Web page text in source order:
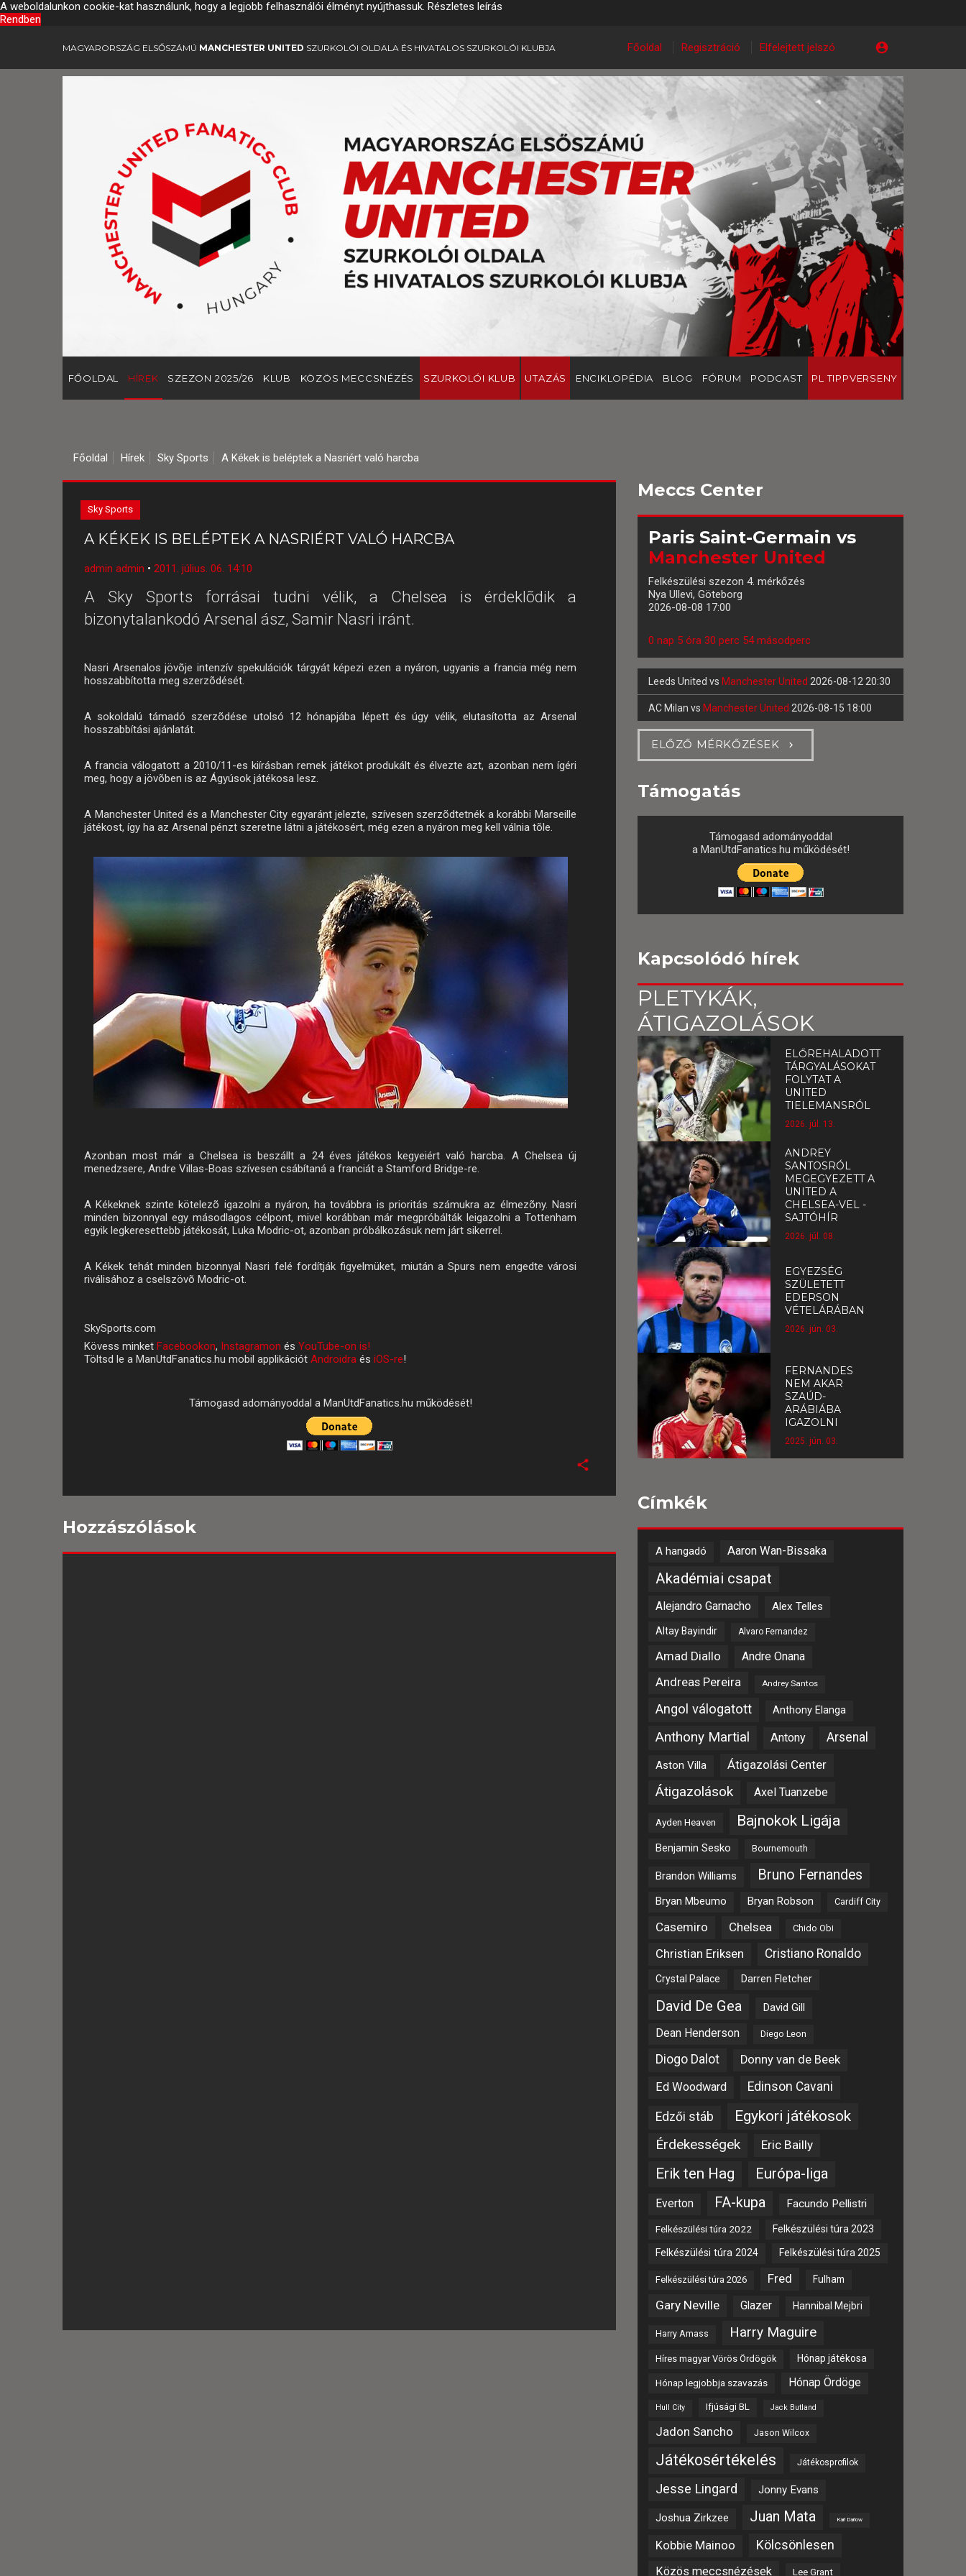
A weboldalunkon cookie-kat használunk, hogy a legjobb felhasználói élményt nyújthassuk. Részletes leírás
Rendben
MAGYARORSZÁG ELSŐSZÁMÚ MANCHESTER UNITED SZURKOLÓI OLDALA ÉS HIVATALOS SZURKOLÓI KLUBJA Főoldal Regisztráció Elfelejtett jelszó
FŐOLDAL HÍREK SZEZON 2025/26 KLUB KÖZÖS MECCSNÉZÉS SZURKOLÓI KLUB UTAZÁS ENCIKLOPÉDIA BLOG FÓRUM PODCAST PL TIPPVERSENY
Főoldal Hírek Sky Sports A Kékek is beléptek a Nasriért való harcba
Sky Sports
A KÉKEK IS BELÉPTEK A NASRIÉRT VALÓ HARCBA
admin admin • 2011. július. 06. 14:10
A Sky Sports forrásai tudni vélik, a Chelsea is érdeklõdik a
bizonytalankodó Arsenal ász, Samir Nasri iránt.
Nasri Arsenalos jövõje intenzív spekulációk tárgyát képezi ezen a nyáron, ugyanis a francia még nem
hosszabbította meg szerzõdését.
A sokoldalú támadó szerzõdése utolsó 12 hónapjába lépett és úgy vélik, elutasította az Arsenal
hosszabbítási ajánlatát.
A francia válogatott a 2010/11-es kiírásban remek játékot produkált és élvezte azt, azonban nem ígéri
meg, hogy a jövõben is az Ágyúsok játékosa lesz.
A Manchester United és a Manchester City egyaránt jelezte, szívesen szerzõdtetnék a korábbi Marseille
játékost, így ha az Arsenal pénzt szeretne látni a játékosért, még ezen a nyáron meg kell válnia tõle.
Azonban most már a Chelsea is beszállt a 24 éves játékos kegyeiért való harcba. A Chelsea új
menedzsere, Andre Villas-Boas szívesen csábítaná a franciát a Stamford Bridge-re.
A Kékeknek szinte kötelezõ igazolni a nyáron, ha továbbra is prioritás számukra az élmezõny. Nasri
minden bizonnyal egy másodlagos célpont, mivel korábban már megpróbálták leigazolni a Tottenham
egyik legkeresettebb játékosát, Luka Modric-ot, azonban próbálkozásuk nem járt sikerrel.
A Kékek tehát minden bizonnyal Nasri felé fordítják figyelmüket, miután a Spurs nem engedte városi
riválisához a cselszövõ Modric-ot.
SkySports.com
Kövess minket Facebookon, Instagramon és YouTube-on is!
Töltsd le a ManUtdFanatics.hu mobil applikációt Androidra és iOS-re!
Támogasd adományoddal a ManUtdFanatics.hu működését!
Hozzászólások
Meccs Center
Paris Saint-Germain vs
Manchester United
Felkészülési szezon 4. mérkőzés
Nya Ullevi, Göteborg
2026-08-08 17:00
0 nap 5 óra 30 perc 53 másodperc
Leeds United vs Manchester United 2026-08-12 20:30
AC Milan vs Manchester United 2026-08-15 18:00
ELŐZŐ MÉRKŐZÉSEK
Támogatás
Támogasd adományoddal
a ManUtdFanatics.hu működését!
Kapcsolódó hírek
PLETYKÁK,
ÁTIGAZOLÁSOK
ELŐREHALADOTT
TÁRGYALÁSOKAT
FOLYTAT A
UNITED
TIELEMANSRÓL
2026. júl. 13.
ANDREY
SANTOSRÓL
MEGEGYEZETT A
UNITED A
CHELSEA-VEL -
SAJTÓHÍR
2026. júl. 08.
EGYEZSÉG
SZÜLETETT
EDERSON
VÉTELÁRÁBAN
2026. jún. 03.
FERNANDES
NEM AKAR
SZAÚD-
ARÁBIÁBA
IGAZOLNI
2025. jún. 03.
Címkék
A hangadó Aaron Wan-Bissaka
Akadémiai csapat
Alejandro Garnacho Alex Telles
Altay Bayindir Alvaro Fernandez
Amad Diallo
Andre Onana
Andreas Pereira
Andrey Santos
Angol válogatott Anthony Elanga
Anthony Martial Antony Arsenal
Aston Villa Átigazolási Center
Átigazolások Axel Tuanzebe
Ayden Heaven Bajnokok Ligája
Benjamin Sesko Bournemouth
Brandon Williams Bruno Fernandes
Bryan Mbeumo Bryan Robson Cardiff City
Casemiro Chelsea Chido Obi
Christian Eriksen Cristiano Ronaldo
Crystal Palace Darren Fletcher
David De Gea David Gill
Dean Henderson Diego Leon
Diogo Dalot
Donny van de Beek
Ed Woodward
Edinson Cavani
Edzői stáb Egykori játékosok
Érdekességek Eric Bailly
Erik ten Hag Európa-liga
Everton FA-kupa Facundo Pellistri
Felkészülési túra 2022 Felkészülési túra 2023
Felkészülési túra 2024 Felkészülési túra 2025
Felkészülési túra 2026 Fred Fulham
Gary Neville Glazer Hannibal Mejbri
Harry Amass Harry Maguire
Híres magyar Vörös Ördögök Hónap játékosa
Hónap legjobbja szavazás Hónap Ördöge
Hull City Ifjúsági BL Jack Butland
Jadon Sancho Jason Wilcox
Játékosértékelés Játékosprofilok
Jesse Lingard Jonny Evans
Joshua Zirkzee Juan Mata Karl Darlow
Kobbie Mainoo Kölcsönlesen
Közös meccsnézések Lee Grant